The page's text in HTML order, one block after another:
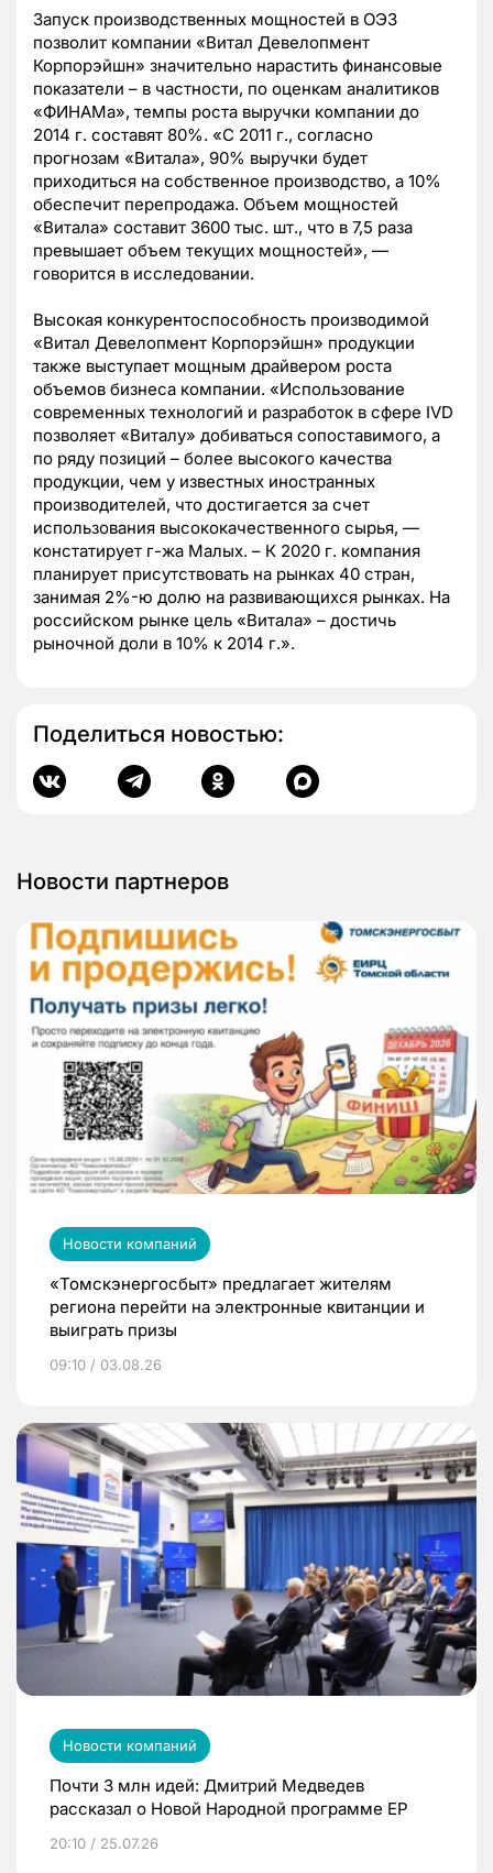
Запуск производственных мощностей в ОЭЗ
позволит компании «Витал Девелопмент
Корпорэйшн» значительно нарастить финансовые
показатели – в частности, по оценкам аналитиков
«ФИНАМа», темпы роста выручки компании до
2014 г. составят 80%. «С 2011 г., согласно
прогнозам «Витала», 90% выручки будет
приходиться на собственное производство, а 10%
обеспечит перепродажа. Объем мощностей
«Витала» составит 3600 тыс. шт., что в 7,5 раза
превышает объем текущих мощностей», —
говорится в исследовании.
Высокая конкурентоспособность производимой
«Витал Девелопмент Корпорэйшн» продукции
также выступает мощным драйвером роста
объемов бизнеса компании. «Использование
современных технологий и разработок в сфере IVD
позволяет «Виталу» добиваться сопоставимого, а
по ряду позиций – более высокого качества
продукции, чем у известных иностранных
производителей, что достигается за счет
использования высококачественного сырья, —
констатирует г-жа Малых. – К 2020 г. компания
планирует присутствовать на рынках 40 стран,
занимая 2%-ю долю на развивающихся рынках. На
российском рынке цель «Витала» – достичь
рыночной доли в 10% к 2014 г.».
Поделиться новостью:
Новости партнеров
Новости компаний
«Томскэнергосбыт» предлагает жителям
региона перейти на электронные квитанции и
выиграть призы
09:10 / 03.08.26
Новости компаний
Почти 3 млн идей: Дмитрий Медведев
рассказал о Новой Народной программе ЕР
20:10 / 25.07.26